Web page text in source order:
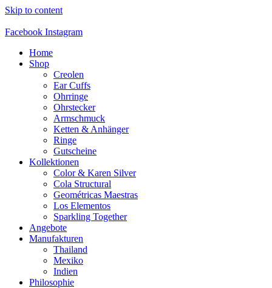
Skip to content
Facebook Instagram
Home
Shop
Creolen
Ear Cuffs
Ohrringe
Ohrstecker
Armschmuck
Ketten & Anhänger
Ringe
Gutscheine
Kollektionen
Color & Karen Silver
Cola Structural
Geométricas Maestras
Los Elementos
Sparkling Together
Angebote
Manufakturen
Thailand
Mexiko
Indien
Philosophie